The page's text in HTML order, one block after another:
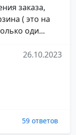
заказа,
( это на
оди...
26.10.2023
59 ответов